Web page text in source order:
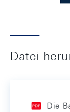
Datei
Die